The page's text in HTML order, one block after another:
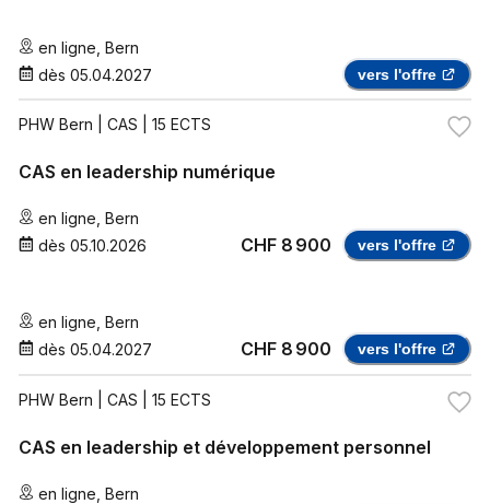
en ligne Bern
dès 05.04.2027 vers l'offre
PHW Bern | CAS | 15 ECTS
CAS en leadership numérique
en ligne Bern
dès 05.10.2026 CHF 8 900 vers l'offre
en ligne Bern
dès 05.04.2027 CHF 8 900 vers l'offre
PHW Bern | CAS | 15 ECTS
CAS en leadership et développement personnel
en ligne Bern